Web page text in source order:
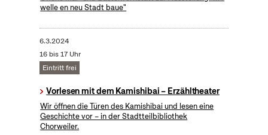
welle en neu Stadt baue"
6.3.2024
16 bis 17 Uhr
Eintritt frei
Vorlesen mit dem Kamishibai – Erzähltheater
Wir öffnen die Türen des Kamishibai und lesen eine
Geschichte vor – in der Stadtteilbibliothek
Chorweiler.